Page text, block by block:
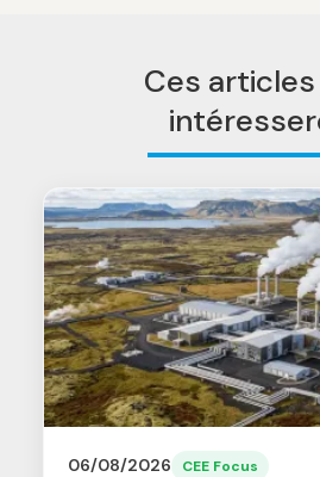
Ces
06/08/2026 CEE Focus